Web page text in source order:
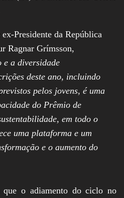
Presidente da República
Ragnar Grímsson,
e a diversidade
deste ano, incluindo
pelos jovens, é uma
do Prêmio de
em todo o
uma plataforma e um
e o aumento do
que o adiamento do ciclo no